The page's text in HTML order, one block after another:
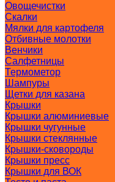
Овощечистки
Скалки
Мялки для картофеля
Отбивные молотки
Венчики
Салфетницы
Термометор
Шампуры
Щетки для казана
Крышки
Крышки алюминиевые
Крышки чугунные
Крышки стеклянные
Крышки-сковороды
Крышки пресс
Крышки для ВОК